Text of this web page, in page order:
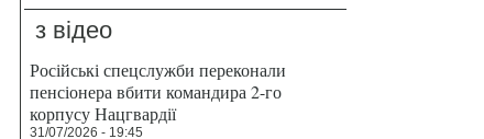
з відео
Російські спецслужби переконали
пенсіонера вбити командира 2-го
корпусу Нацгвардії
31/07/2026 - 19:45